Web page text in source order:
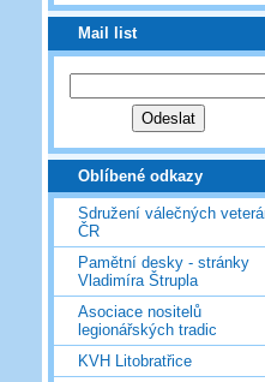
Mail list
Oblíbené odkazy
Sdružení válečných
ČR
Pamětní desky - stránky
Vladimíra Štrupla
Asociace nositelů
legionářských tradic
KVH Litobratřice